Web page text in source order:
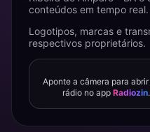
conteúdos em tempo real.
Logotipos, marcas e
respectivos proprietários.
Aponte a câmera para abrir
rádio no app Radiozin.